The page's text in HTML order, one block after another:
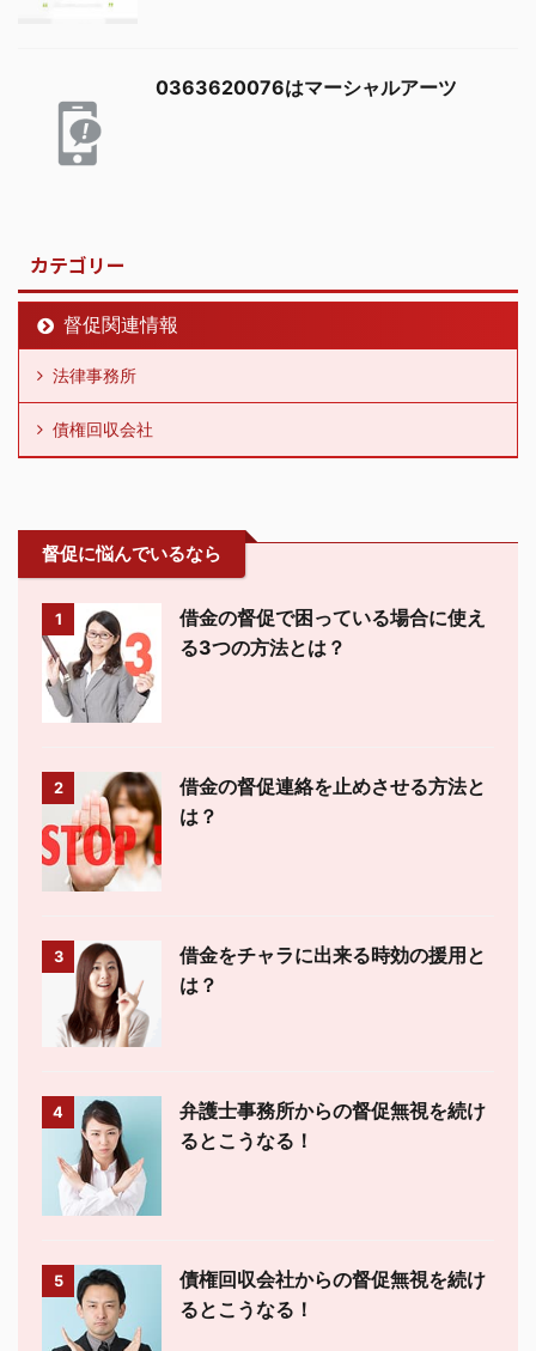
0363620076はマーシャルアーツ
カテゴリー
督促関連情報
法律事務所
債権回収会社
督促に悩んでいるなら
1
借金の督促で困っている場合に使え
る3つの方法とは？
2
借金の督促連絡を止めさせる方法と
は？
3
借金をチャラに出来る時効の援用と
は？
4
弁護士事務所からの督促無視を続け
るとこうなる！
5
債権回収会社からの督促無視を続け
るとこうなる！